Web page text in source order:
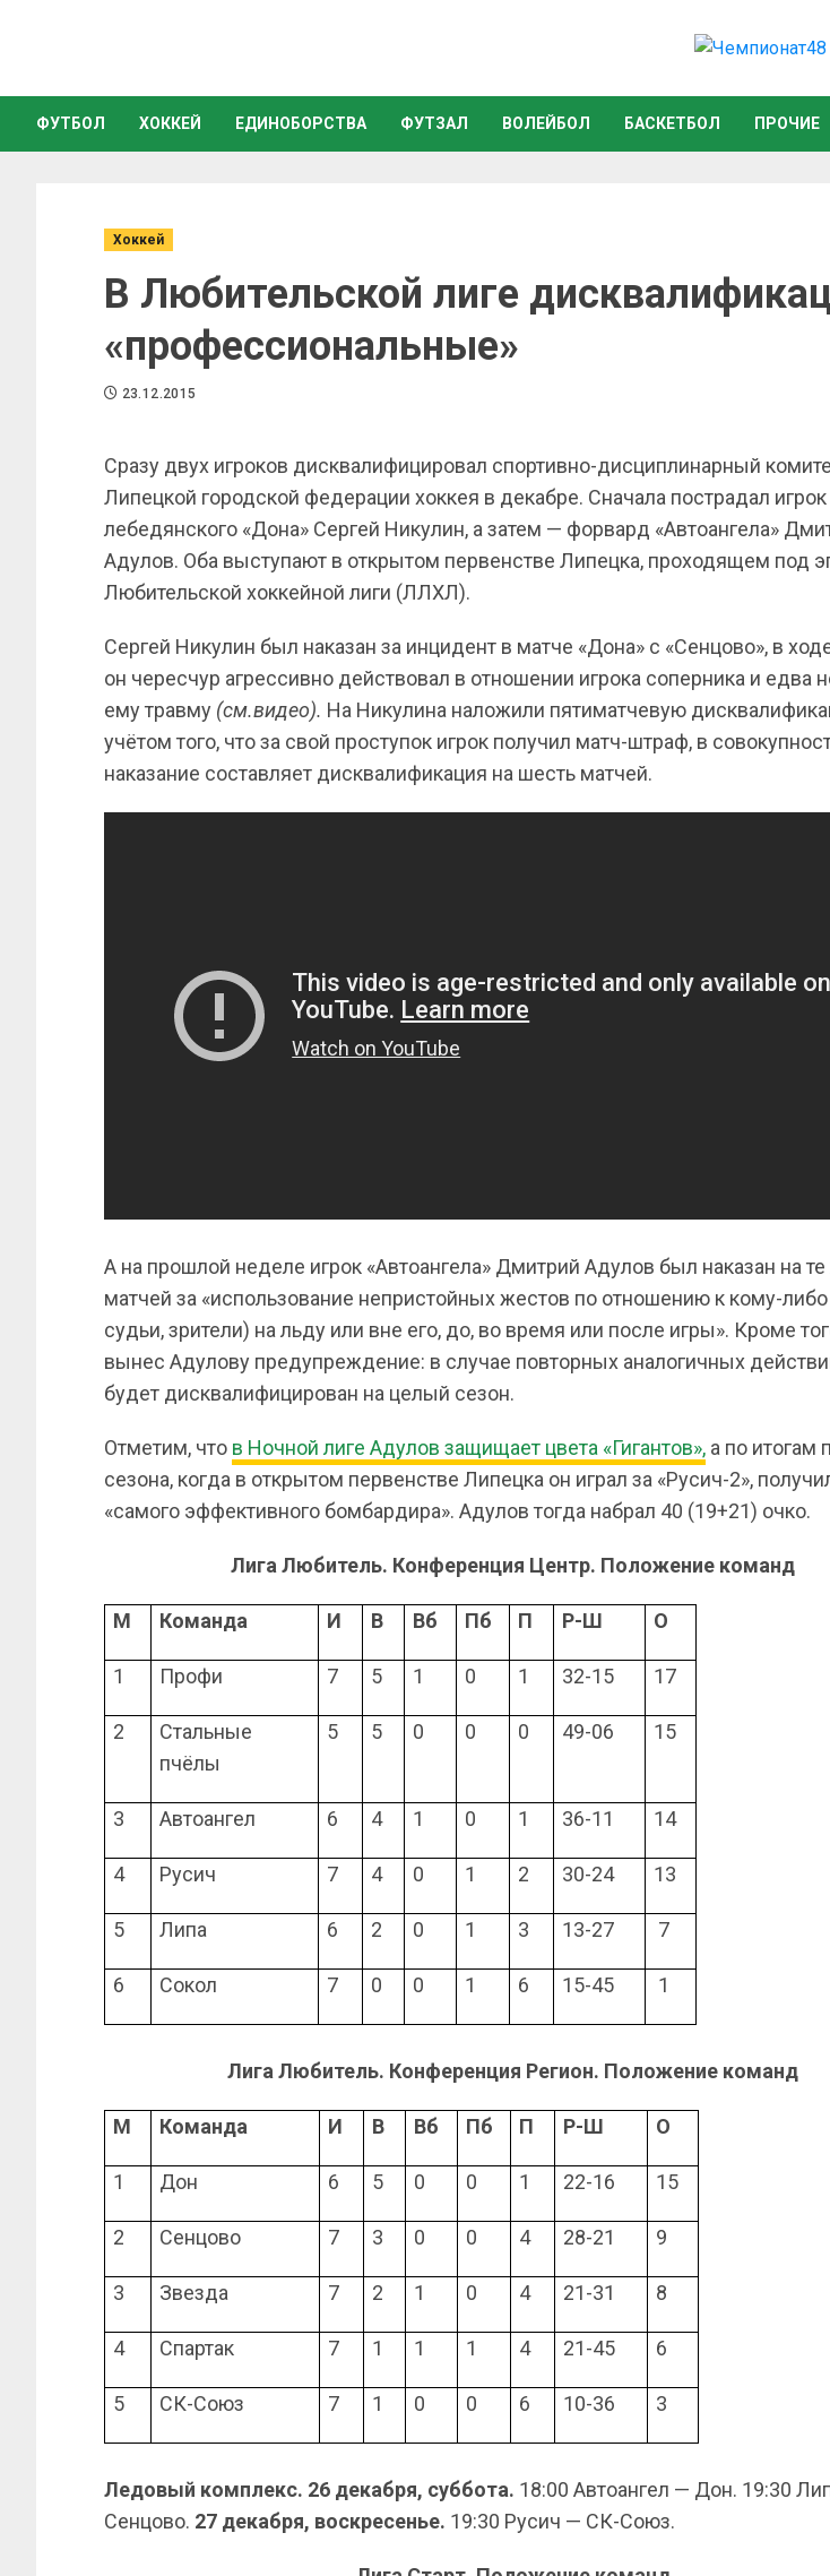
ФУТБОЛ ХОККЕЙ ЕДИНОБОРСТВА ФУТЗАЛ ВОЛЕЙБОЛ БАСКЕТБОЛ ПРОЧИЕ
Хоккей
В Любительской лиге
«профессиональные»
23.12.2015
Сразу двух игроков дисквалифицировал спортивно-дисциплинарный
Липецкой городской федерации хоккея в декабре. Сначала пострадал игрок
лебедянского «Дона» Сергей Никулин, а затем — форвард «Автоангела»
Адулов. Оба выступают в открытом первенстве Липецка, проходящем под
Любительской хоккейной лиги (ЛЛХЛ).
Сергей Никулин был наказан за инцидент в матче «Дона» с «Сенцово», в
он чересчур агрессивно действовал в отношении игрока соперника и едва
ему травму (см.видео). На Никулина наложили пятиматчевую
учётом того, что за свой проступок игрок получил матч-штраф, в
наказание составляет дисквалификация на шесть матчей.
А на прошлой неделе игрок «Автоангела» Дмитрий Адулов был наказан на
матчей за «использование непристойных жестов по отношению к кому-либо
судьи, зрители) на льду или вне его, до, во время или после игры». Кроме
вынес Адулову предупреждение: в случае повторных аналогичных
будет дисквалифицирован на целый сезон.
Отметим, что в Ночной лиге Адулов защищает цвета «Гигантов», а по итогам
сезона, когда в открытом первенстве Липецка он играл за «Русич-2»,
«самого эффективного бомбардира». Адулов тогда набрал 40 (19+21) очко.
Лига Любитель. Конференция Центр. Положение команд
М Команда И В Вб Пб П Р-Ш О
1 Профи 7 5 1 0 1 32-15 17
2
Стальные
пчёлы
5 5 0 0 0 49-06 15
3 Автоангел 6 4 1 0 1 36-11 14
4 Русич 7 4 0 1 2 30-24 13
5 Липа 6 2 0 1 3 13-27 7
6 Сокол 7 0 0 1 6 15-45 1
Лига Любитель. Конференция Регион. Положение команд
М Команда И В Вб Пб П Р-Ш О
1 Дон 6 5 0 0 1 22-16 15
2 Сенцово 7 3 0 0 4 28-21 9
3 Звезда 7 2 1 0 4 21-31 8
4 Спартак 7 1 1 1 4 21-45 6
5 СК-Союз 7 1 0 0 6 10-36 3
Ледовый комплекс. 26 декабря, суббота. 18:00 Автоангел — Дон. 19:30
Сенцово. 27 декабря, воскресенье. 19:30 Русич — СК-Союз.